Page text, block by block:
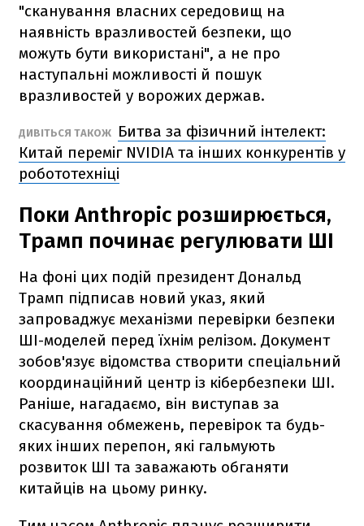
"сканування власних середовищ на
наявність вразливостей безпеки, що
можуть бути використані", а не про
наступальні можливості й пошук
вразливостей у ворожих держав.
ДИВІТЬСЯ ТАКОЖ
Битва за фізичний інтелект:
Китай переміг NVIDIA та інших конкурентів у
робототехніці
Поки Anthropic розширюється,
Трамп починає регулювати ШІ
На фоні цих подій президент Дональд
Трамп підписав новий указ, який
запроваджує механізми перевірки безпеки
ШІ-моделей перед їхнім релізом. Документ
зобов'язує відомства створити спеціальний
координаційний центр із кібербезпеки ШІ.
Раніше, нагадаємо, він виступав за
скасування обмежень, перевірок та будь-
яких інших перепон, які гальмують
розвиток ШІ та заважають обганяти
китайців на цьому ринку.